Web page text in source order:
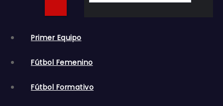
Primer Equipo
Fútbol Femenino
Fútbol Formativo